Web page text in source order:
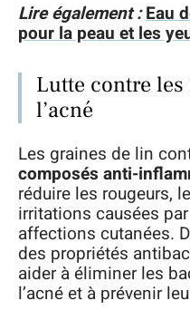
Lire également :Eau
pour la peau et les
Lutte contre
l’acné
Les graines de lin
composés anti-
réduire les rougeurs,
irritations causées par
affections cutanées.
des propriétés
aider à éliminer les
l’acné et à prévenir